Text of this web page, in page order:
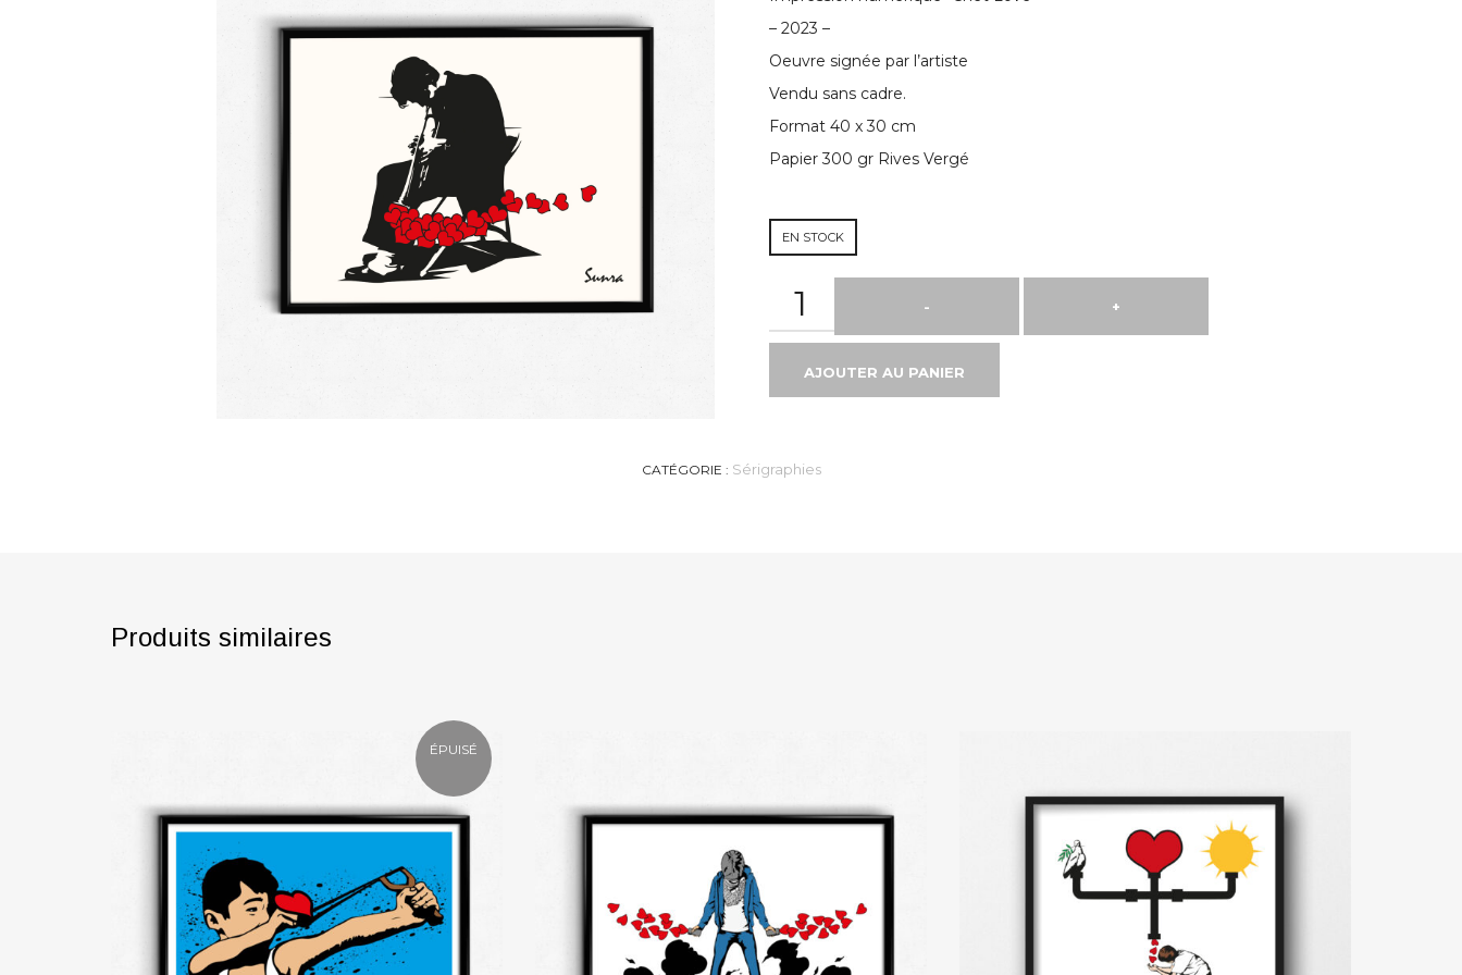
– 2023 –
Oeuvre signée par l’artiste
Vendu sans cadre.
Format 40 x 30 cm
Papier 300 gr Rives Vergé
EN STOCK
AJOUTER AU PANIER
CATÉGORIE : Sérigraphies
Produits similaires
ÉPUISÉ